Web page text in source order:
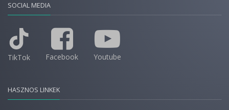
SOCIAL MEDIA
TikTok Facebook Youtube
HASZNOS LINKEK